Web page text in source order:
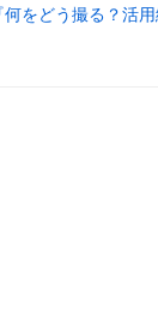
をどう撮る？活